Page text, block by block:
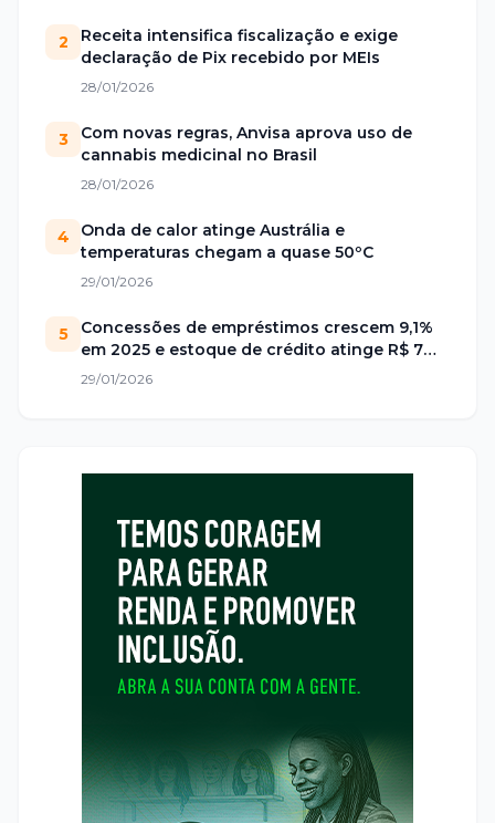
2
Receita intensifica fiscalização e exige
declaração de Pix recebido por MEIs
28/01/2026
3
Com novas regras, Anvisa aprova uso de
cannabis medicinal no Brasil
28/01/2026
4
Onda de calor atinge Austrália e
temperaturas chegam a quase 50ºC
29/01/2026
5
Concessões de empréstimos crescem 9,1%
em 2025 e estoque de crédito atinge R$ 7
trilhões no Brasil
29/01/2026